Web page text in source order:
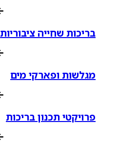
בריכות שחייה ציבוריות
מגלשות ופארקי מים
פרויקטי תכנון בריכות